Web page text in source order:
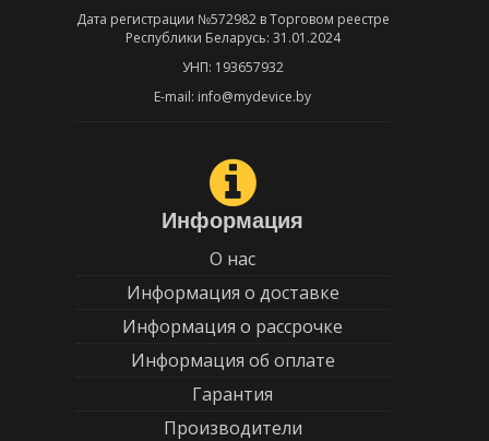
Дата регистрации №572982 в Торговом реестре
Республики Беларусь: 31.01.2024
УНП: 193657932
E-mail: info@mydevice.by
Информация
О нас
Информация о доставке
Информация о рассрочке
Информация об оплате
Гарантия
Производители